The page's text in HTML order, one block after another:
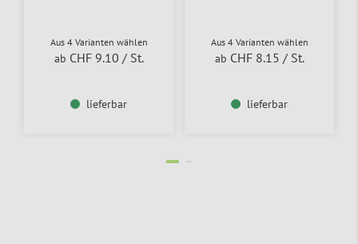
Aus 4 Varianten wählen
ab CHF 9.10 / St.
lieferbar
Aus 4 Varianten wählen
ab CHF 8.15 / St.
lieferbar